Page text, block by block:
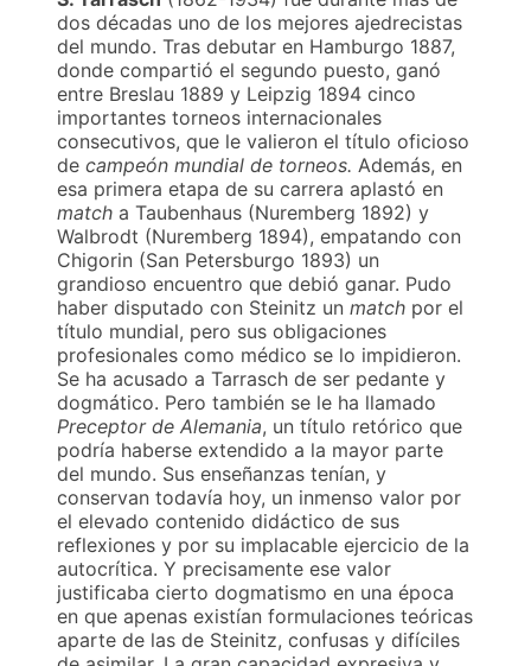
dos décadas uno de los mejores ajedrecistas
del mundo. Tras debutar en Hamburgo 1887,
donde compartió el segundo puesto, ganó
entre Breslau 1889 y Leipzig 1894 cinco
importantes torneos internacionales
consecutivos, que le valieron el título oficioso
de campeón mundial de torneos. Además, en
esa primera etapa de su carrera aplastó en
match a Taubenhaus (Nuremberg 1892) y
Walbrodt (Nuremberg 1894), empatando con
Chigorin (San Petersburgo 1893) un
grandioso encuentro que debió ganar. Pudo
haber disputado con Steinitz un match por el
título mundial, pero sus obligaciones
profesionales como médico se lo impidieron.
Se ha acusado a Tarrasch de ser pedante y
dogmático. Pero también se le ha llamado
Preceptor de Alemania, un título retórico que
podría haberse extendido a la mayor parte
del mundo. Sus enseñanzas tenían, y
conservan todavía hoy, un inmenso valor por
el elevado contenido didáctico de sus
reflexiones y por su implacable ejercicio de la
autocrítica. Y precisamente ese valor
justificaba cierto dogmatismo en una época
en que apenas existían formulaciones teóricas
aparte de las de Steinitz, confusas y difíciles